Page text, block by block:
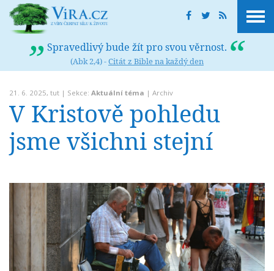
Spravedlivý bude žít pro svou věrnost.
(Abk 2,4) -Citát z Bible na každý den
21. 6. 2025, tut | Sekce: Aktuální téma | Archiv
V Kristově pohledu
jsme všichni stejní